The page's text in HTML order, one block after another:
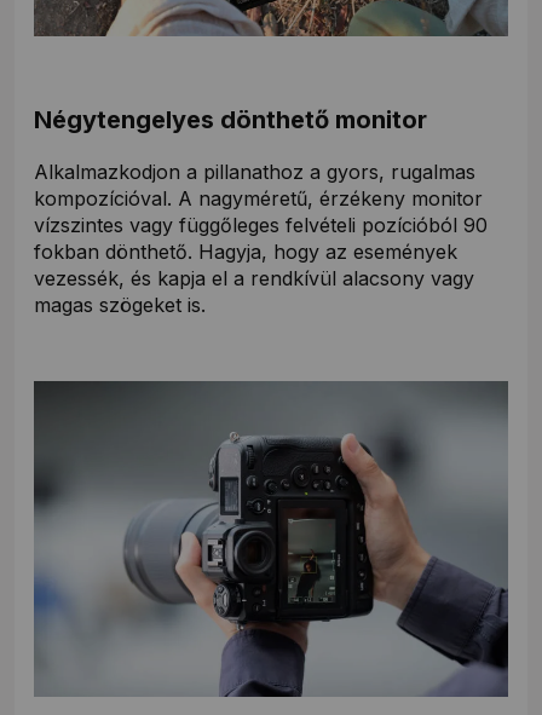
Négytengelyes dönthető monitor
Alkalmazkodjon a pillanathoz a gyors, rugalmas
kompozícióval. A nagyméretű, érzékeny monitor
vízszintes vagy függőleges felvételi pozícióból 90
fokban dönthető. Hagyja, hogy az események
vezessék, és kapja el a rendkívül alacsony vagy
magas szögeket is.